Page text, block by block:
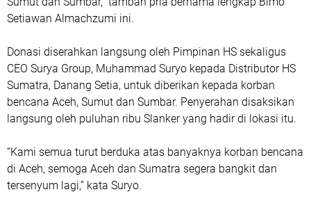
Setiawan Almachzumi ini.
Donasi diserahkan langsung oleh Pimpinan HS sekaligus
CEO Surya Group, Muhammad Suryo kepada Distributor HS
Sumatra, Danang Setia, untuk diberikan kepada korban
bencana Aceh, Sumut dan Sumbar. Penyerahan disaksikan
langsung oleh puluhan ribu Slanker yang hadir di lokasi itu.
“Kami semua turut berduka atas banyaknya korban bencana
di Aceh, semoga Aceh dan Sumatra segera bangkit dan
tersenyum lagi,” kata Suryo.